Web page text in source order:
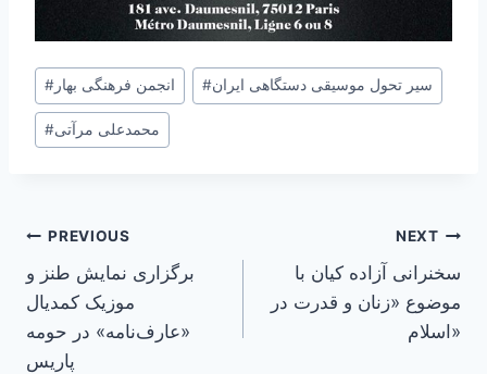
Post
Tags:
# انجمن فرهنگی بهار #سیر تحول موسیقی دستگاهی ایران
#محمدعلی مرآتی
Post
navigation
PREVIOUS
برگزاری نمایش طنز و
موزیک کمدیال
«عارف‌نامه» در حومه
پاریس
NEXT
سخنرانی آزاده کیان با
موضوع «زنان و قدرت در
اسلام»